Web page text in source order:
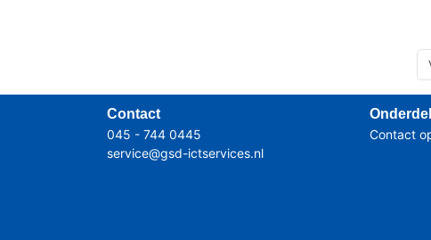
Contact
045 - 744 0445
service@gsd-ictservices.nl
Contact